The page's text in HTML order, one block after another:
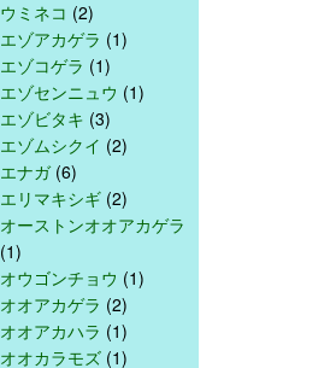
ウミネコ (2)
エゾアカゲラ (1)
エゾコゲラ (1)
エゾセンニュウ (1)
エゾビタキ (3)
エゾムシクイ (2)
エナガ(6)
エリマキシギ (2)
オーストンオオアカゲラ
(1)
オウゴンチョウ (1)
オオアカゲラ (2)
オオアカハラ (1)
オオカラモズ (1)